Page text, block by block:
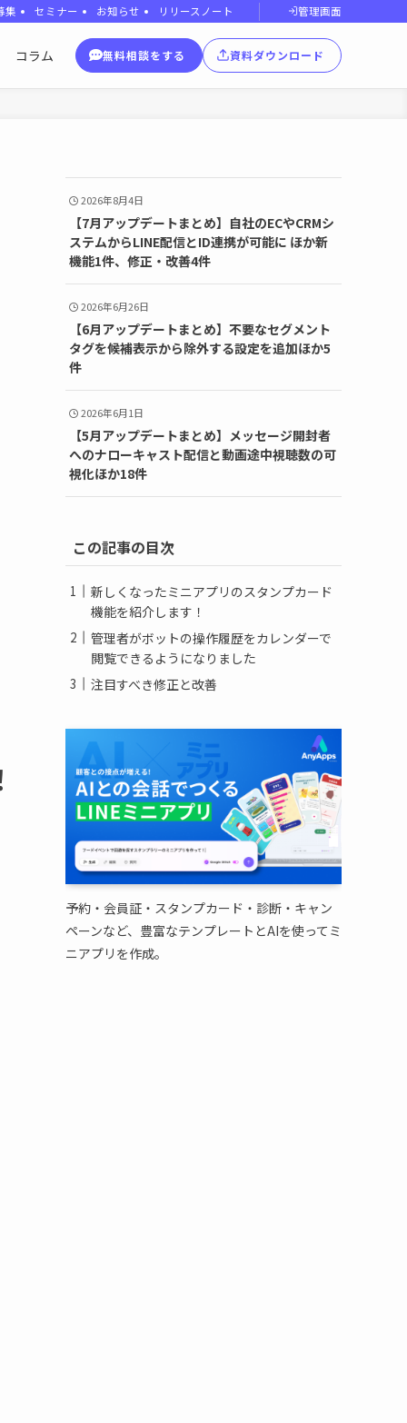
集 セミナー お知らせ リリースノート 管理画面
コラム 無料相談をする 資料ダウンロード
2026年8月4日
【7月アップデートまとめ】自社のECやCRMシ
ステムからLINE配信とID連携が可能に ほか新
機能1件、修正・改善4件
2026年6月26日
【6月アップデートまとめ】不要なセグメント
タグを候補表示から除外する設定を追加ほか5
件
2026年6月1日
【5月アップデートまとめ】メッセージ開封者
へのナローキャスト配信と動画途中視聴数の可
視化ほか18件
この記事の目次
新しくなったミニアプリのスタンプカード
機能を紹介します！
管理者がボットの操作履歴をカレンダーで
閲覧できるようになりました
注目すべき修正と改善
予約・会員証・スタンプカード・診断・キャン
ペーンなど、豊富なテンプレートとAIを使ってミ
ニアプリを作成。